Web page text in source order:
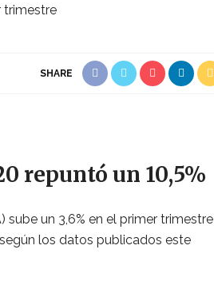
SHARE
repuntó un 10,5%
sube un 3,6% en el primer trimestre
los datos publicados este